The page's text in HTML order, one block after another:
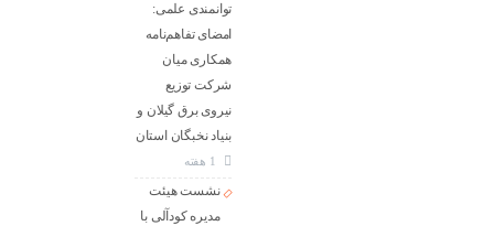
توانمندی علمی:
امضای تفاهم‌نامه
همكاری میان
شركت توزیع
نیروی برق گیلان و
بنیاد نخبگان استان
نشست هیئت
مدیره کودآلی با